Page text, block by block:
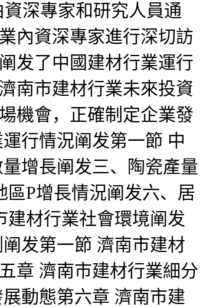
深專家和研究人員通
內資深專家進行深切訪
发了中國建材行業運行
南市建材行業未來投資
機會，正確制定企業發
行情況阐发第一節 中
增長阐发三、陶瓷產量
P增長情況阐发六、居
材行業社會環境阐发
发第一節 濟南市建材
章 濟南市建材行業細分
動態第六章 濟南市建